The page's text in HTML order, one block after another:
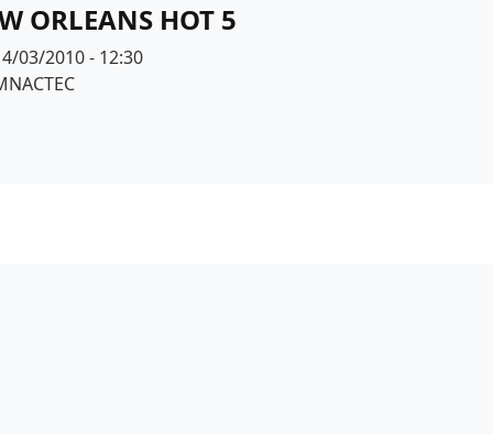
ORLEANS HOT 5
03/2010 - 12:30